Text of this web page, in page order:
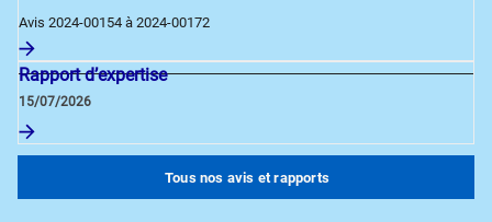
Avis 2024-00154 à 2024-00172
Rapport d’expertise
15/07/2026
Tous nos avis et rapports